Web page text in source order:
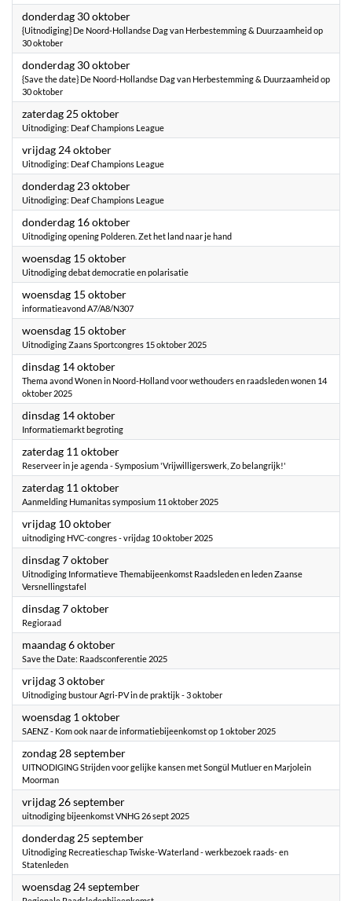
donderdag 30 oktober2025
{Uitnodiging} De Noord-Hollandse Dag van Herbestemming & Duurzaamheid op
30 oktober
donderdag 30 oktober2025
{Save the date} De Noord-Hollandse Dag van Herbestemming & Duurzaamheid op
30 oktober
zaterdag 25 oktober2025
Uitnodiging: Deaf Champions League
vrijdag 24 oktober2025
Uitnodiging: Deaf Champions League
donderdag 23 oktober2025
Uitnodiging: Deaf Champions League
donderdag 16 oktober2025
Uitnodiging opening Polderen. Zet het land naar je hand
woensdag 15 oktober2025
Uitnodiging debat democratie en polarisatie
woensdag 15 oktober2025
informatieavond A7/A8/N307
woensdag 15 oktober2025
Uitnodiging Zaans Sportcongres 15 oktober 2025
dinsdag 14 oktober2025
Thema avond Wonen in Noord-Holland voor wethouders en raadsleden wonen 14
oktober 2025
dinsdag 14 oktober2025
Informatiemarkt begroting
zaterdag 11 oktober2025
Reserveer in je agenda - Symposium 'Vrijwilligerswerk, Zo belangrijk!'
zaterdag 11 oktober2025
Aanmelding Humanitas symposium 11 oktober 2025
vrijdag 10 oktober2025
uitnodiging HVC-congres - vrijdag 10 oktober 2025
dinsdag 7 oktober2025
Uitnodiging Informatieve Themabijeenkomst Raadsleden en leden Zaanse
Versnellingstafel
dinsdag 7 oktober2025
Regioraad
maandag 6 oktober2025
Save the Date: Raadsconferentie 2025
vrijdag 3 oktober2025
Uitnodiging bustour Agri-PV in de praktijk - 3 oktober
woensdag 1 oktober2025
SAENZ - Kom ook naar de informatiebijeenkomst op 1 oktober 2025
zondag 28 september2025
UITNODIGING Strijden voor gelijke kansen met Songül Mutluer en Marjolein
Moorman
vrijdag 26 september2025
uitnodiging bijeenkomst VNHG 26 sept 2025
donderdag 25 september2025
Uitnodiging Recreatieschap Twiske-Waterland - werkbezoek raads- en
Statenleden
woensdag 24 september2025